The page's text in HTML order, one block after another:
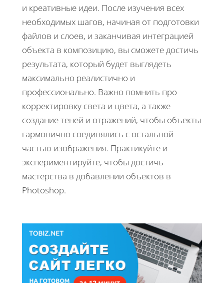
и креативные идеи. После изучения всех
необходимых шагов, начиная от подготовки
файлов и слоев, и заканчивая интеграцией
объекта в композицию, вы сможете достичь
результата, который будет выглядеть
максимально реалистично и
профессионально. Важно помнить про
корректировку света и цвета, а также
создание теней и отражений, чтобы объекты
гармонично соединялись с остальной
частью изображения. Практикуйте и
экспериментируйте, чтобы достичь
мастерства в добавлении объектов в
Photoshop.